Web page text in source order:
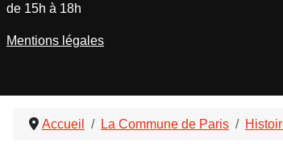
Accueil La Commune de Paris
de 15h à 18h
Mentions légales